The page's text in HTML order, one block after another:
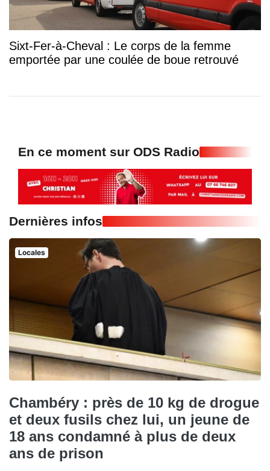
Sixt-Fer-à-Cheval : Le corps de la femme
emportée par une coulée de boue retrouvé
En ce moment sur ODS Radio
Dernières infos
Locales
Chambéry : près de 10 kg de drogue
et deux fusils chez lui, un jeune de
18 ans condamné à plus de deux
ans de prison